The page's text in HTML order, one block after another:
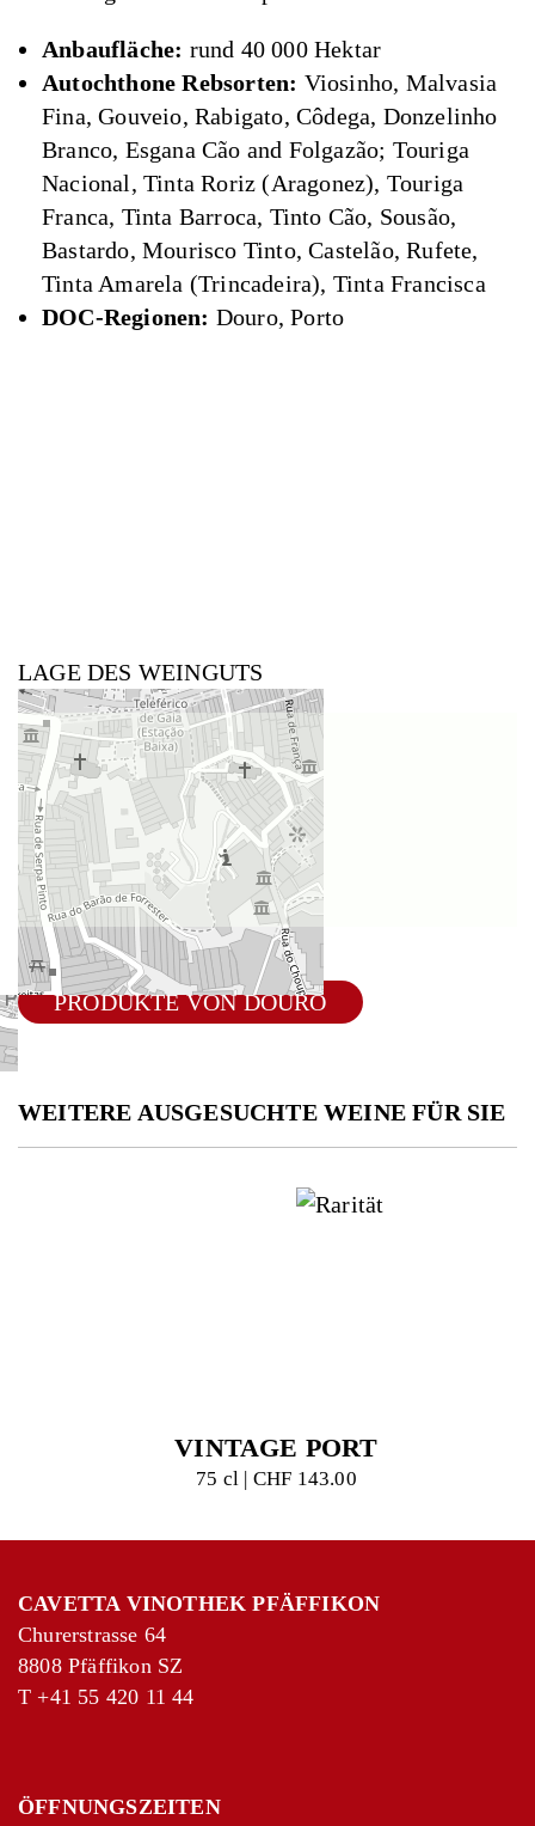
Anbaufläche: rund 40 000 Hektar
Autochthone Rebsorten: Viosinho, Malvasia
Fina, Gouveio, Rabigato, Côdega, Donzelinho
Branco, Esgana Cão and Folgazão; Touriga
Nacional, Tinta Roriz (Aragonez), Touriga
Franca, Tinta Barroca, Tinto Cão, Sousão,
Bastardo, Mourisco Tinto, Castelão, Rufete,
Tinta Amarela (Trincadeira), Tinta Francisca
DOC-Regionen: Douro, Porto
LAGE DES WEINGUTS
+
PRODUKTE VON DOURO
WEITERE AUSGESUCHTE WEINE FÜR SIE
VINTAGE PORT
75 cl | CHF 143.00
CAVETTA VINOTHEK PFÄFFIKON
Churerstrasse 64
8808 Pfäffikon SZ
T +41 55 420 11 44
ÖFFNUNGSZEITEN